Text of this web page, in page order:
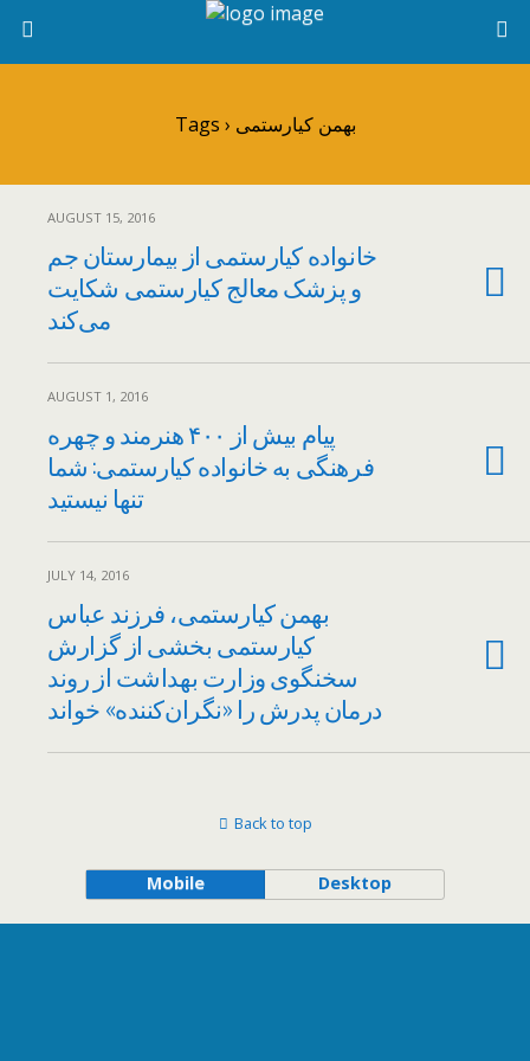
Tags › بهمن کیارستمی
AUGUST 15, 2016
خانواده کیارستمی از بیمارستان جم
و پزشک معالج کیارستمی شکایت
می‌کند
AUGUST 1, 2016
پیام بیش از ۴٠٠ هنرمند و چهره
فرهنگی به خانواده کیارستمی: شما
تنها نیستید
JULY 14, 2016
بهمن کیارستمی، فرزند عباس
کیارستمی بخشی از گزارش
سخنگوی وزارت بهداشت از روند
درمان پدرش را «نگران‌کننده» خواند
Back to top
Mobile Desktop